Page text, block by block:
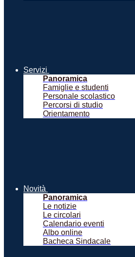
Servizi
Panoramica
Famiglie e studenti
Personale scolastico
Percorsi di studio
Orientamento
Novità
Panoramica
Le notizie
Le circolari
Calendario eventi
Albo online
Bacheca Sindacale